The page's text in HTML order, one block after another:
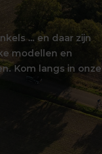
… en daar zijn
modellen en
Kom langs in onze